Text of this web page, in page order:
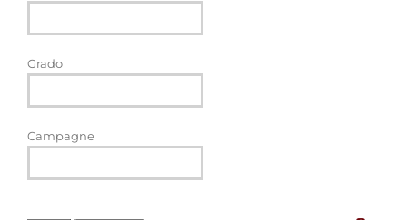
Grado
Campagne